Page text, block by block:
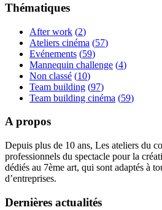
Thématiques
After work (2)
Ateliers cinéma (57)
Evénements (59)
Mannequin challenge (4)
Non classé (10)
Team building (97)
Team building cinéma (59)
A propos
Depuis plus de 10 ans, Les ateliers du
professionnels du spectacle pour la
dédiés au 7ème art, qui sont adaptés à
d’entreprises.
Dernières actualités